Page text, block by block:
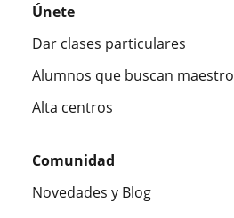
Únete
Dar clases particulares
Alumnos que buscan maestro
Alta centros
Comunidad
Novedades y Blog